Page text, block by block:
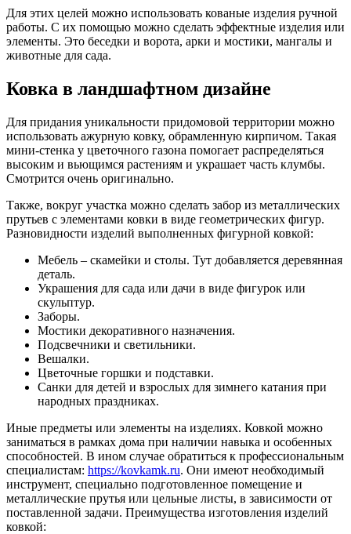
Для этих целей можно использовать кованые изделия ручной
работы. С их помощью можно сделать эффектные изделия или
элементы. Это беседки и ворота, арки и мостики, мангалы и
животные для сада.
Ковка в ландшафтном дизайне
Для придания уникальности придомовой территории можно
использовать ажурную ковку, обрамленную кирпичом. Такая
мини-стенка у цветочного газона помогает распределяться
высоким и вьющимся растениям и украшает часть клумбы.
Смотрится очень оригинально.
Также, вокруг участка можно сделать забор из металлических
прутьев с элементами ковки в виде геометрических фигур.
Разновидности изделий выполненных фигурной ковкой:
Мебель – скамейки и столы. Тут добавляется деревянная
деталь.
Украшения для сада или дачи в виде фигурок или
скульптур.
Заборы.
Мостики декоративного назначения.
Подсвечники и светильники.
Вешалки.
Цветочные горшки и подставки.
Санки для детей и взрослых для зимнего катания при
народных праздниках.
Иные предметы или элементы на изделиях. Ковкой можно
заниматься в рамках дома при наличии навыка и особенных
способностей. В ином случае обратиться к профессиональным
специалистам: https://kovkamk.ru. Они имеют необходимый
инструмент, специально подготовленное помещение и
металлические прутья или цельные листы, в зависимости от
поставленной задачи. Преимущества изготовления изделий
ковкой: